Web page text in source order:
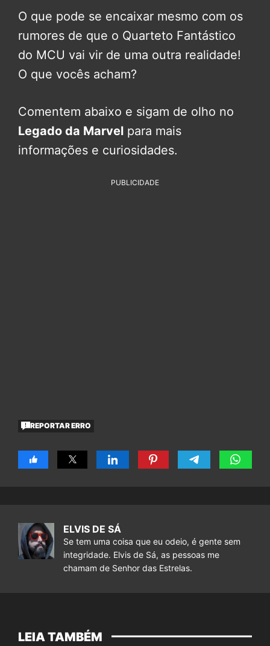
O que pode se encaixar mesmo com os
rumores de que o Quarteto Fantástico
do MCU vai vir de uma outra realidade!
O que vocês acham?
Comentem abaixo e sigam de olho no
Legado da Marvel para mais
informações e curiosidades.
PUBLICIDADE
REPORTAR ERRO
ELVIS DE SÁ
Se tem uma coisa que eu odeio, é gente sem
integridade. Elvis de Sá, as pessoas me
chamam de Senhor das Estrelas.
LEIA TAMBÉM